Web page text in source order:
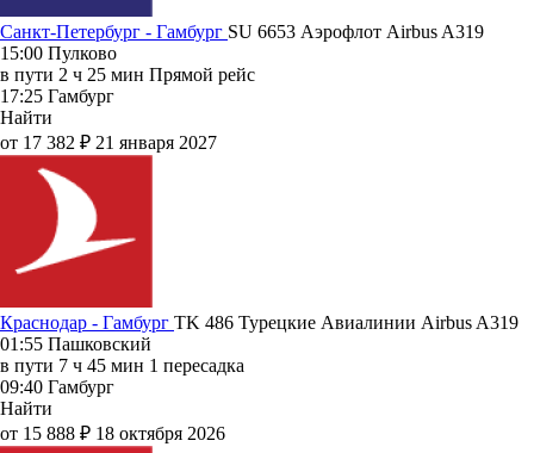
Санкт-Петербург - Гамбург SU 6653 Аэрофлот Airbus A319
15:00 Пулково
в пути 2 ч 25 мин Прямой рейс
17:25 Гамбург
Найти
от 17 382 ₽ 21 января 2027
Краснодар - Гамбург TK 486 Турецкие Авиалинии Airbus A319
01:55 Пашковский
в пути 7 ч 45 мин 1 пересадка
09:40 Гамбург
Найти
от 15 888 ₽ 18 октября 2026